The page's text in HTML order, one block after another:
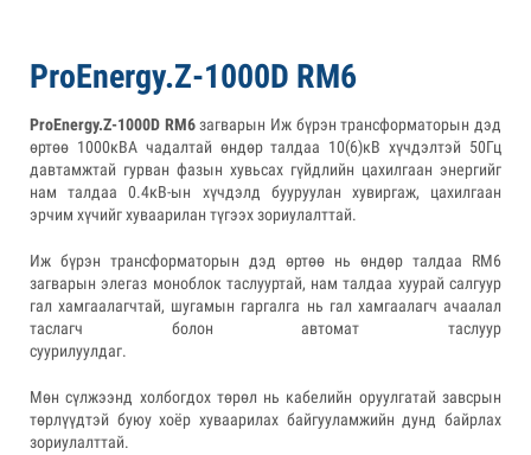
РroEnergy.Z-1000D RM6
ProEnergy.Z-1000D RM6загварын Иж бүрэн трансформаторын дэд
өртөө 1000кВА чадалтай өндөр талдаа 10(6)кВ хүчдэлтэй 50Гц
давтамжтай гурван фазын хувьсах гүйдлийн цахилгаан энергийг
нам талдаа 0.4кВ-ын хүчдэлд бууруулан хувиргаж, цахилгаан
эрчим хүчийг хуваарилан түгээх зориулалттай.
Иж бүрэн трансформаторын дэд өртөө нь өндөр талдаа RM6
загварын элегаз моноблок таслууртай, нам талдаа хуурай салгуур
гал хамгаалагчтай, шугамын гаргалга нь гал хамгаалагч ачаалал
таслагч болон автомат таслуур
Мөн сүлжээнд холбогдох төрөл нь кабелийн оруулгатай завсрын
төрлүүдтэй буюу хоёр хуваарилах байгууламжийн дунд байрлах
зориулалттай.